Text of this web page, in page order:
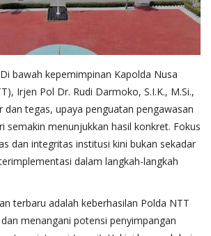
bawah kepemimpinan Kapolda Nusa
Irjen Pol Dr. Rudi Darmoko, S.I.K., M.Si.,
dan tegas, upaya penguatan pengawasan
semakin menunjukkan hasil konkret. Fokus
dan integritas institusi kini bukan sekadar
dalam langkah-langkah
terbaru adalah keberhasilan Polda NTT
menangani potensi penyimpangan